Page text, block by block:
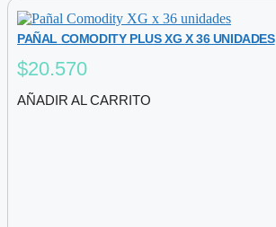
PAÑAL COMODITY PLUS XG X 36 UNIDADES
$20.570
AÑADIR AL CARRITO